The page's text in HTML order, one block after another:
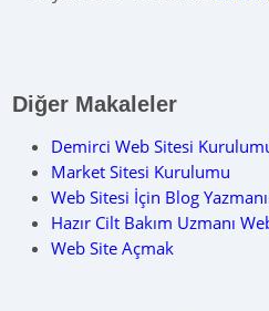
Diğer Makaleler
Demirci Web Sitesi
Market Sitesi Kurulumu
Web Sitesi İçin Blog
Hazır Cilt Bakım Uzmanı
Web Site Açmak